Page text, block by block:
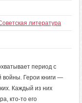
литература
период с
войны. Герои книги —
Каждый из них
кто-то его